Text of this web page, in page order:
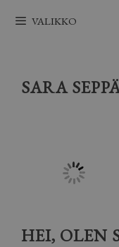
sisältöönVALIKKO
SARA
HEI, OLEN